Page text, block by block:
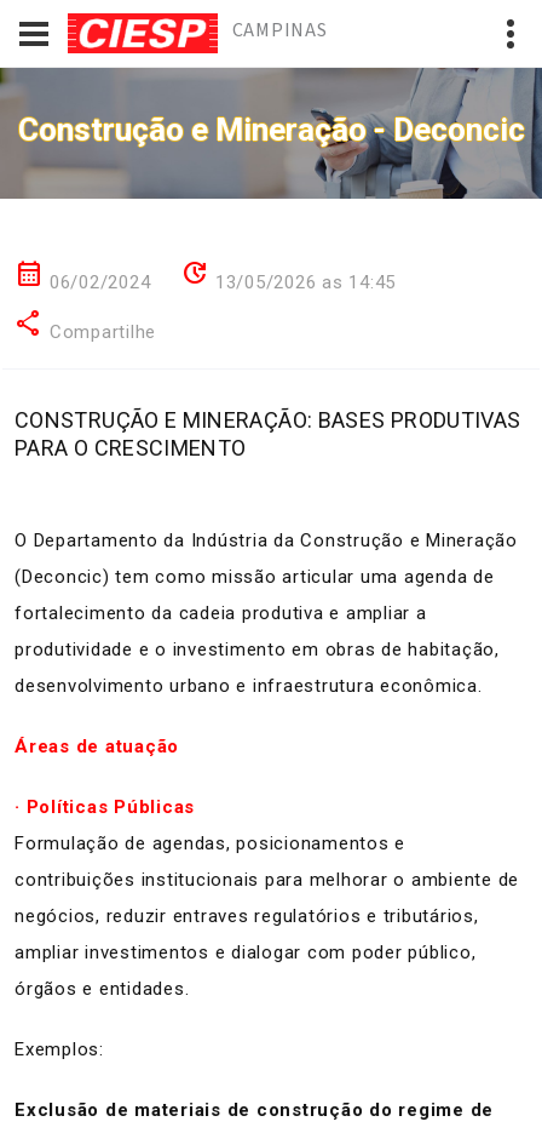
CAMPINAS
Construção e Mineração - Deconcic
calendar_month 06/02/2024 update 13/05/2026 as 14:45
share Compartilhe
CONSTRUÇÃO E MINERAÇÃO: BASES PRODUTIVAS
PARA O CRESCIMENTO
O Departamento da Indústria da Construção e Mineração
(Deconcic) tem como missão articular uma agenda de
fortalecimento da cadeia produtiva e ampliar a
produtividade e o investimento em obras de habitação,
desenvolvimento urbano e infraestrutura econômica.
Áreas de atuação
· Políticas Públicas
Formulação de agendas, posicionamentos e
contribuições institucionais para melhorar o ambiente de
negócios, reduzir entraves regulatórios e tributários,
ampliar investimentos e dialogar com poder público,
órgãos e entidades.
Exemplos:
Exclusão de materiais de construção do regime de